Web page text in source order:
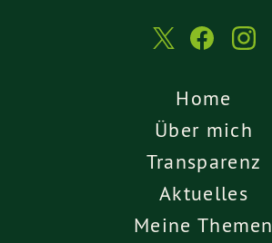
Home
Über mich
Transparenz
Aktuelles
Meine Themen